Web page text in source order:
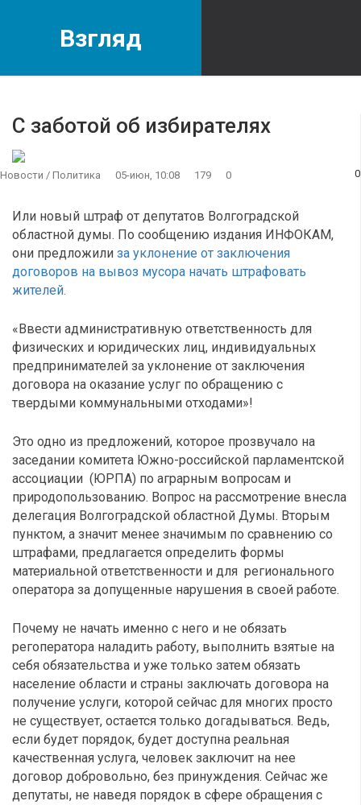
Взгляд
С заботой об избирателях
Новости / Политика 05-июн, 10:08 179 0 0
Или новый штраф от депутатов Волгоградской
областной думы. По сообщению издания ИНФОКАМ,
они предложили за уклонение от заключения
договоров на вывоз мусора начать штрафовать
жителей.
«Ввести административную ответственность для
физических и юридических лиц, индивидуальных
предпринимателей за уклонение от заключения
договора на оказание услуг по обращению с
твердыми коммунальными отходами»!
Это одно из предложений, которое прозвучало на
заседании комитета Южно-российской парламентской
ассоциации (ЮРПА) по аграрным вопросам и
природопользованию. Вопрос на рассмотрение внесла
делегация Волгоградской областной Думы. Вторым
пунктом, а значит менее значимым по сравнению со
штрафами, предлагается определить формы
материальной ответственности и для регионального
оператора за допущенные нарушения в своей работе.
Почему не начать именно с него и не обязать
регоператора наладить работу, выполнить взятые на
себя обязательства и уже только затем обязать
население области и страны заключать договора на
получение услуги, которой сейчас для многих просто
не существует, остается только догадываться. Ведь,
если будет порядок, будет доступна реальная
качественная услуга, человек заключит на нее
договор добровольно, без принуждения. Сейчас же
депутаты, не наведя порядок в сфере обращения с